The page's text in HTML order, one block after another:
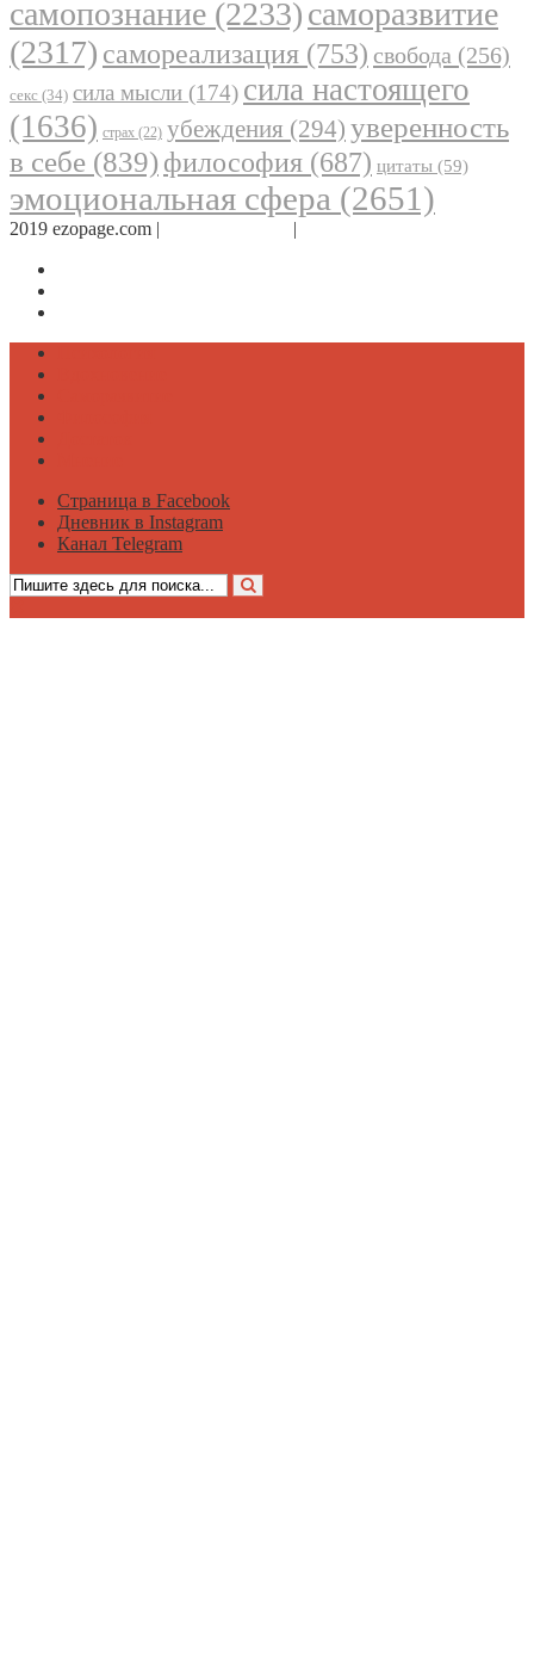
самопознание (2233)саморазвитие
(2317) самореализация (753) свобода (256)
секс (34) сила мысли (174) сила настоящего
(1636) страх (22) убеждения (294) уверенность
в себе (839) философия (687) цитаты (59)
эмоциональная сфера (2651)
2019 ezopage.com | |
Страница в Facebook
Дневник в Instagram
Канал Telegram